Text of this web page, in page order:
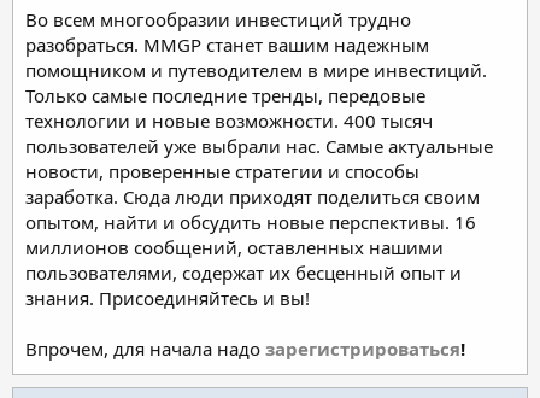
Во всем многообразии инвестиций трудно
разобраться. MMGP станет вашим надежным
помощником и путеводителем в мире инвестиций.
Только самые последние тренды, передовые
технологии и новые возможности. 400 тысяч
пользователей уже выбрали нас. Самые актуальные
новости, проверенные стратегии и способы
заработка. Сюда люди приходят поделиться своим
опытом, найти и обсудить новые перспективы. 16
миллионов сообщений, оставленных нашими
пользователями, содержат их бесценный опыт и
знания. Присоединяйтесь и вы!
Впрочем, для начала надо зарегистрироваться!